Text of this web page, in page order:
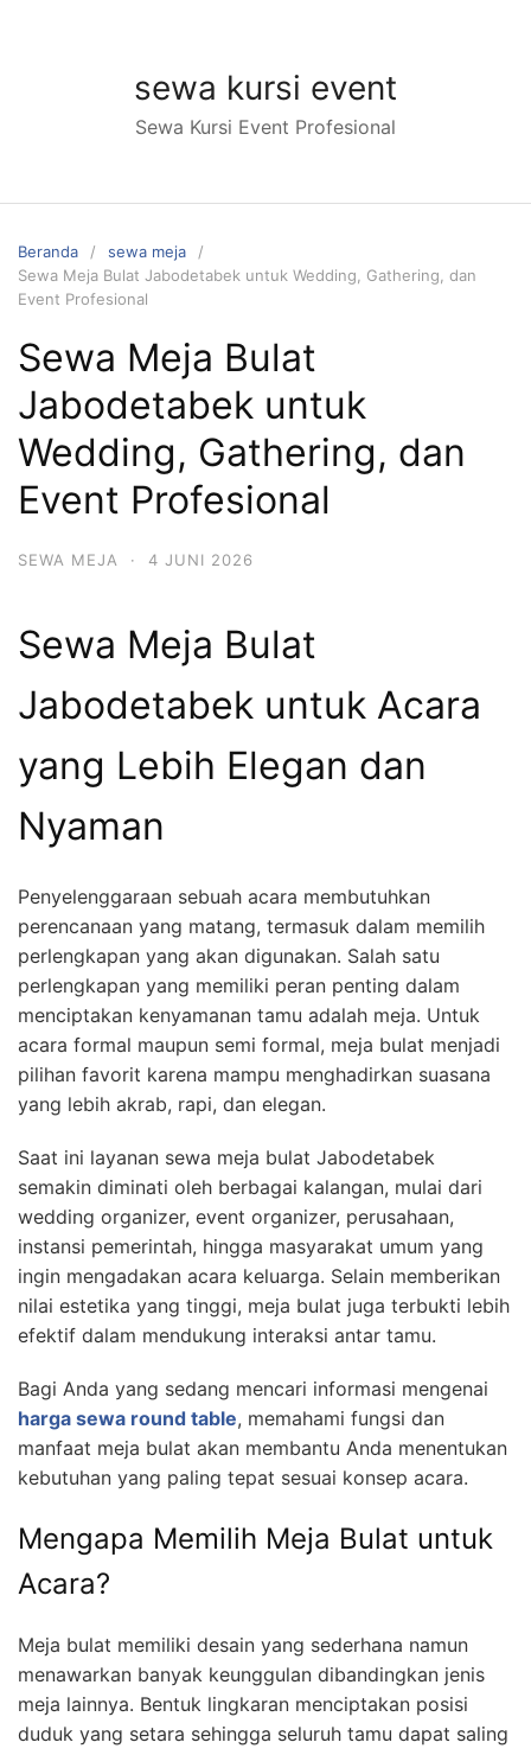
sewa kursi event
Sewa Kursi Event Profesional
Beranda
sewa meja
Sewa Meja Bulat Jabodetabek untuk Wedding, Gathering, dan
Event Profesional
Sewa Meja Bulat
Jabodetabek untuk
Wedding, Gathering, dan
Event Profesional
SEWA MEJA · 4 JUNI 2026
Sewa Meja Bulat
Jabodetabek untuk Acara
yang Lebih Elegan dan
Nyaman
Penyelenggaraan sebuah acara membutuhkan
perencanaan yang matang, termasuk dalam memilih
perlengkapan yang akan digunakan. Salah satu
perlengkapan yang memiliki peran penting dalam
menciptakan kenyamanan tamu adalah meja. Untuk
acara formal maupun semi formal, meja bulat menjadi
pilihan favorit karena mampu menghadirkan suasana
yang lebih akrab, rapi, dan elegan.
Saat ini layanan sewa meja bulat Jabodetabek
semakin diminati oleh berbagai kalangan, mulai dari
wedding organizer, event organizer, perusahaan,
instansi pemerintah, hingga masyarakat umum yang
ingin mengadakan acara keluarga. Selain memberikan
nilai estetika yang tinggi, meja bulat juga terbukti lebih
efektif dalam mendukung interaksi antar tamu.
Bagi Anda yang sedang mencari informasi mengenai
harga sewa round table, memahami fungsi dan
manfaat meja bulat akan membantu Anda menentukan
kebutuhan yang paling tepat sesuai konsep acara.
Mengapa Memilih Meja Bulat untuk
Acara?
Meja bulat memiliki desain yang sederhana namun
menawarkan banyak keunggulan dibandingkan jenis
meja lainnya. Bentuk lingkaran menciptakan posisi
duduk yang setara sehingga seluruh tamu dapat saling